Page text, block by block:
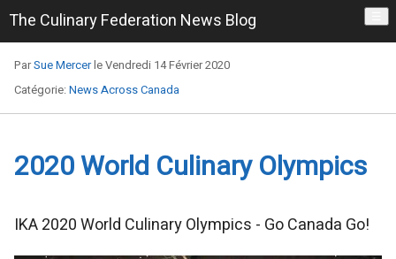
The Culinary Federation News Blog
ParSue Mercerle Vendredi 14 Février 2020
Catégorie:News Across Canada
2020 World Culinary Olympics
​IKA 2020 World Culinary Olympics - Go Canada Go!